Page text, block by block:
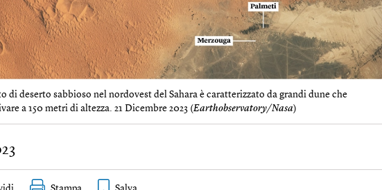
di deserto sabbioso nel nordovest del Sahara è caratterizzato da grandi dune che
a 150 metri di altezza. 21 Dicembre 2023 (Earthobservatory/Nasa)